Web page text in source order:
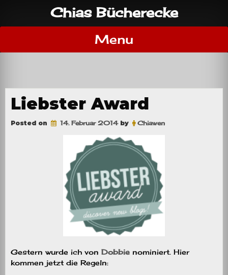
content
Chias Bücherecke
Menu
Liebster Award
Posted on 14. Februar 2014by Chiawen
Gestern wurde ich von Dobbie nominiert. Hier
kommen jetzt die Regeln: